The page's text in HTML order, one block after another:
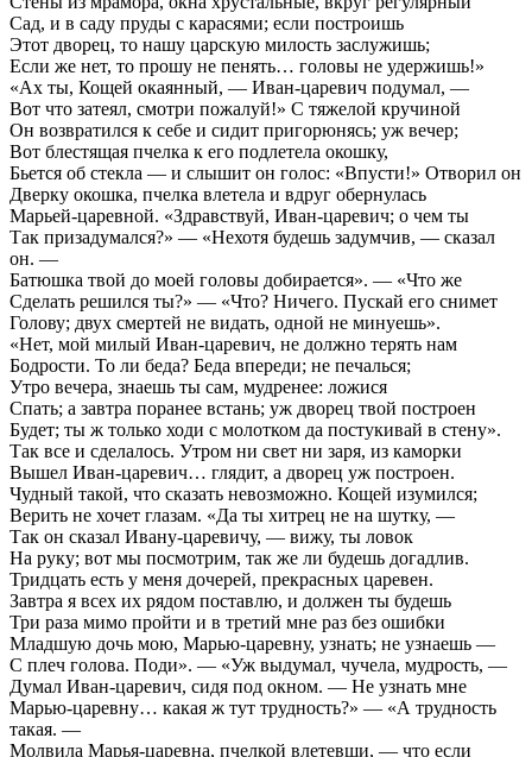
Сад, и в саду пруды с карасями; если построишь
Этот дворец, то нашу царскую милость заслужишь;
Если же нет, то прошу не пенять… головы не удержишь!»
«Ах ты, Кощей окаянный, — Иван-царевич подумал, —
Вот что затеял, смотри пожалуй!» С тяжелой кручиной
Он возвратился к себе и сидит пригорюнясь; уж вечер;
Вот блестящая пчелка к его подлетела окошку,
Бьется об стекла — и слышит он голос: «Впусти!» Отворил он
Дверку окошка, пчелка влетела и вдруг обернулась
Марьей-царевной. «Здравствуй, Иван-царевич; о чем ты
Так призадумался?» — «Нехотя будешь задумчив, — сказал
он. —
Батюшка твой до моей головы добирается». — «Что же
Сделать решился ты?» — «Что? Ничего. Пускай его снимет
Голову; двух смертей не видать, одной не минуешь».
«Нет, мой милый Иван-царевич, не должно терять нам
Бодрости. То ли беда? Беда впереди; не печалься;
Утро вечера, знаешь ты сам, мудренее: ложися
Спать; а завтра поранее встань; уж дворец твой построен
Будет; ты ж только ходи с молотком да постукивай в стену».
Так все и сделалось. Утром ни свет ни заря, из каморки
Вышел Иван-царевич… глядит, а дворец уж построен.
Чудный такой, что сказать невозможно. Кощей изумился;
Верить не хочет глазам. «Да ты хитрец не на шутку, —
Так он сказал Ивану-царевичу, — вижу, ты ловок
На руку; вот мы посмотрим, так же ли будешь догадлив.
Тридцать есть у меня дочерей, прекрасных царевен.
Завтра я всех их рядом поставлю, и должен ты будешь
Три раза мимо пройти и в третий мне раз без ошибки
Младшую дочь мою, Марью-царевну, узнать; не узнаешь —
С плеч голова. Поди». — «Уж выдумал, чучела, мудрость, —
Думал Иван-царевич, сидя под окном. — Не узнать мне
Марью-царевну… какая ж тут трудность?» — «А трудность
такая. —
Молвила Марья-царевна, пчелкой влетевши, — что если